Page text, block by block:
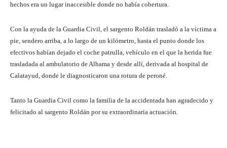
hechos era un lugar inaccesible donde no había cobertura.
Con la ayuda de la Guardia Civil, el sargento Roldán trasladó a la víctima a
pie, sendero arriba, a lo largo de un kilómetro, hasta el punto donde los
efectivos habían dejado el coche patrulla, vehículo en el que la herida fue
trasladada al ambulatorio de Alhama y desde allí, derivada al hospital de
Calatayud, donde le diagnosticaron una rotura de peroné.
Tanto la Guardia Civil como la familia de la accidentada han agradecido y
felicitado al sargento Roldán por su extraordinaria actuación.